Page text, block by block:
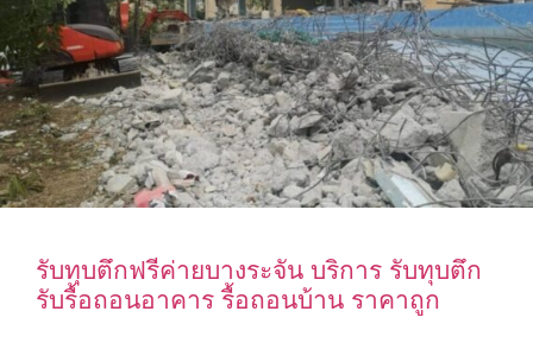
รับทุบตึกฟรีค่ายบางระจัน บริการ รับทุบตึก
รับรื้อถอนอาคาร รื้อถอนบ้าน ราคาถูก